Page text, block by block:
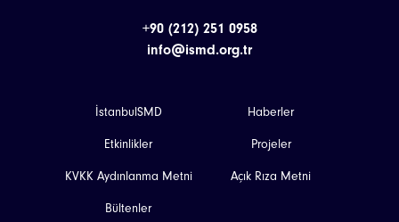
+90 (212) 251 0958
info@ismd.org.tr
İstanbulSMD Haberler
Etkinlikler Projeler
KVKK Aydınlanma Metni Açık Rıza Metni
Bültenler